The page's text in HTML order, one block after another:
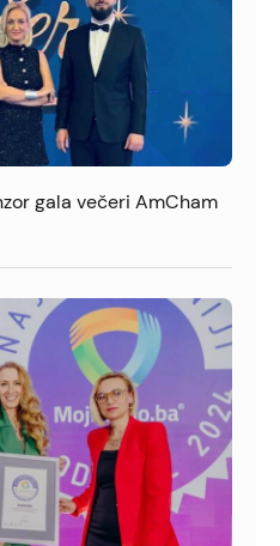
gala večeri AmCham